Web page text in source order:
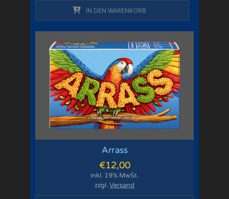
IN DEN WARENKORB
Arrass
€12,00
inkl. 19% MwSt.
zzgl.Versand